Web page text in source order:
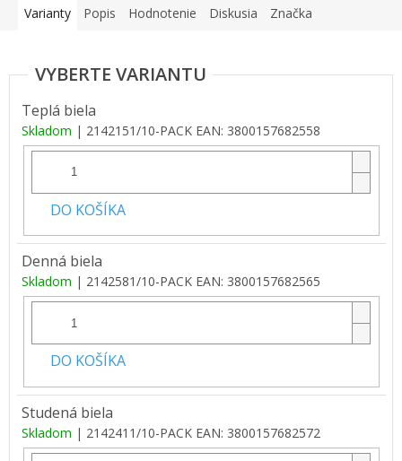
Varianty Popis Hodnotenie Diskusia Značka
Teplá biela
Skladom | 2142151/10-PACK EAN: 3800157682558
DO KOŠÍKA
Denná biela
Skladom | 2142581/10-PACK EAN: 3800157682565
DO KOŠÍKA
Studená biela
Skladom | 2142411/10-PACK EAN: 3800157682572